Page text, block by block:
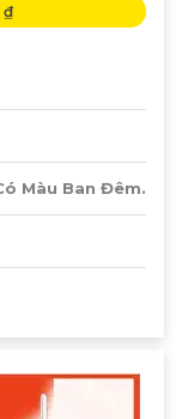
₫
Màu Ban Đêm.